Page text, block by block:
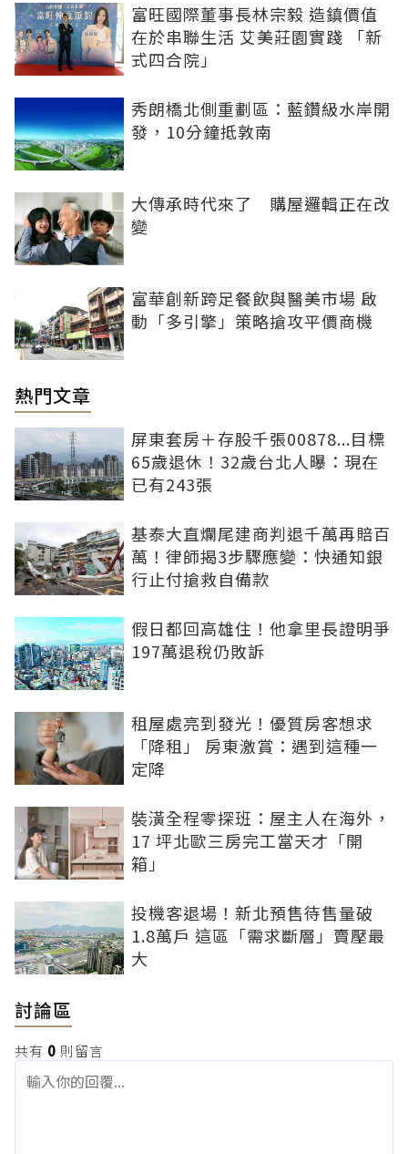
富旺國際董事長林宗毅 造鎮價值
在於串聯生活 艾美莊園實踐 「新
式四合院」
秀朗橋北側重劃區：藍鑽級水岸開
發，10分鐘抵敦南
大傳承時代來了 購屋邏輯正在改
變
富華創新跨足餐飲與醫美市場 啟
動「多引擎」策略搶攻平價商機
熱門文章
屏東套房＋存股千張00878...目標
65歲退休！32歲台北人曝：現在
已有243張
基泰大直爛尾建商判退千萬再賠百
萬！律師揭3步驟應變：快通知銀
行止付搶救自備款
假日都回高雄住！他拿里長證明爭
197萬退稅仍敗訴
租屋處亮到發光！優質房客想求
「降租」 房東激賞：遇到這種一
定降
裝潢全程零探班：屋主人在海外，
17 坪北歐三房完工當天才「開
箱」
投機客退場！新北預售待售量破
1.8萬戶 這區「需求斷層」賣壓最
大
討論區
共有 0 則留言